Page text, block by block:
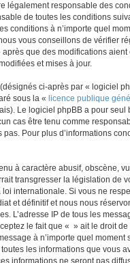
légalement responsable des
de toutes les conditions
conditions à n’importe quel
vous conseillons de vérifier
que des modifications aient
et mises à jour.
ci-après par « logiciel
sous la « licence publique
Le logiciel phpBB a pour seul
cas être tenu comme
Pour plus d’informations
à caractère abusif, obscène,
transgresser la législation de
internationale. Si vous ne
et définitif et nous nous
L’adresse IP de tous les
le fait que « » ait le droit
à n’importe quel
les informations que vous
informations ne seront pas